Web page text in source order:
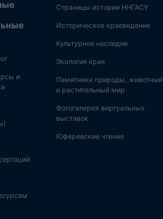
и
Страницы истории ННГАСУ
Историческое краеведение
Культурное наследие
Экология края
Памятники природы, животный
и растительный мир
Фотогалерея виртуальных
выставок
Юферевские чтения